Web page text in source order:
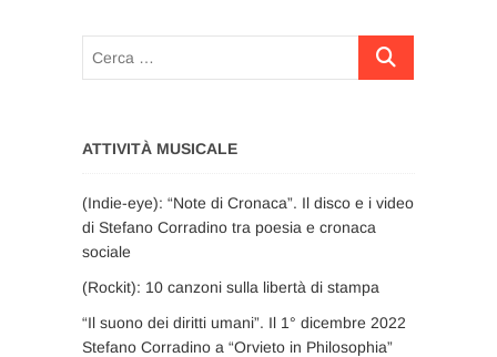
Cerca
ATTIVITÀ MUSICALE
(Indie-eye): “Note di Cronaca”. Il disco e i video
di Stefano Corradino tra poesia e cronaca
sociale
(Rockit): 10 canzoni sulla libertà di stampa
“Il suono dei diritti umani”. Il 1° dicembre 2022
Stefano Corradino a “Orvieto in Philosophia”